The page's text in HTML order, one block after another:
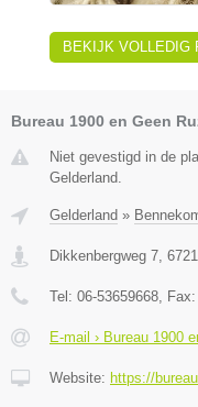
BEKIJK VOLLEDIG
Bureau 1900 en Geen
Niet gevestigd in de
Gelderland.
Gelderland »
Dikkenbergweg 7
Tel: 06-53659668 , Fax:
E-mail › Bureau 1900
Website: https://